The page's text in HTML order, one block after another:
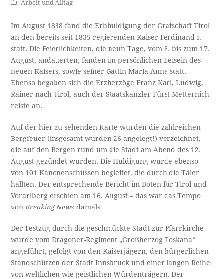
Arbeit und Alltag
Im August 1838 fand die Erbhuldigung der Grafschaft Tirol
an den bereits seit 1835 regierenden Kaiser Ferdinand I.
statt. Die Feierlichkeiten, die neun Tage, vom 8. bis zum 17.
August, andauerten, fanden im persönlichen Beisein des
neuen Kaisers, sowie seiner Gattin Maria Anna statt.
Ebenso begaben sich die Erzherzöge Franz Karl, Ludwig,
Rainer nach Tirol, auch der Staatskanzler Fürst Metternich
reiste an.
Auf der hier zu sehenden Karte wurden die zahlreichen
Bergfeuer (insgesamt wurden 26 angelegt!) verzeichnet,
die auf den Bergen rund um die Stadt am Abend des 12.
August gezündet wurden. Die Huldigung wurde ebenso
von 101 Kanonenschüssen begleitet, die durch die Täler
hallten. Der entsprechende Bericht im Boten für Tirol und
Vorarlberg erschien am 16. August – das war das Tempo
vonBreaking News damals.
Der Festzug durch die geschmückte Stadt zur Pfarrkirche
wurde vom Dragoner-Regiment „Großherzog Toskana“
angeführt, gefolgt von den Kaiserjägern, den bürgerlichen
Standschützen der Stadt Innsbruck und einer langen Reihe
von weltlichen wie geistlichen Würdenträgern. Der